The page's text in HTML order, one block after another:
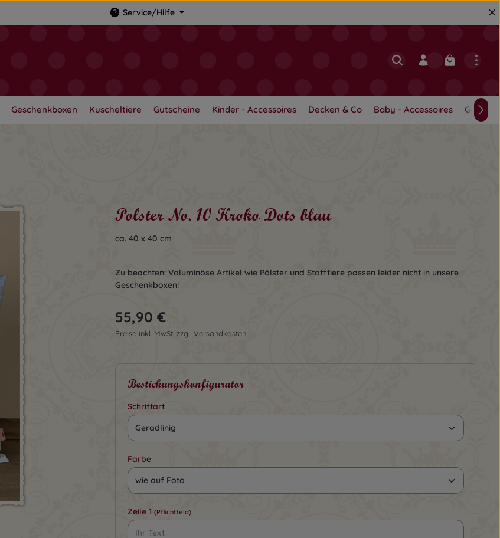
Service/Hilfe
Warenkorb
Geschenkboxen Kuscheltiere Gutscheine Kinder - Accessoires Decken & Co Baby - Accessoires
Polster No. 10 Kroko Dots blau
ca. 40 x 40 cm
Zu beachten: Voluminöse Artikel wie Pölster und Stofftiere passen leider nicht in unsere
Geschenkboxen!
Regulärer Preis:
55,90 €
Preise inkl. MwSt. zzgl. Versandkosten
Bestickungskonfigurator
Schriftart
Farbe
Zeile 1 (Pflichtfeld)